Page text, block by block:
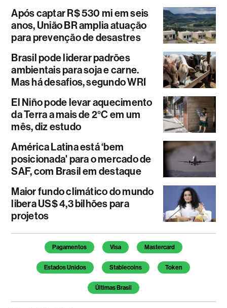
Após captar R$ 530 mi em seis
anos, União BR amplia atuação
para prevenção de desastres
Brasil pode liderar padrões
ambientais para soja e carne.
Mas há desafios, segundo WRI
El Niño pode levar aquecimento
da Terra a mais de 2°C em um
mês, diz estudo
América Latina está ‘bem
posicionada' para o mercado de
SAF, com Brasil em destaque
Maior fundo climático do mundo
libera US$ 4,3 bilhões para
projetos
Temas deste artigo
Pagamentos Visa Mastercard
Estados Unidos Stablecoins Token
Últimas Brasil